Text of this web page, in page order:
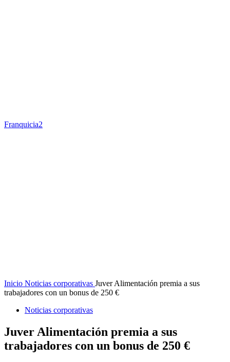
Franquicia2
Inicio Noticias corporativas Juver Alimentación premia a sus
trabajadores con un bonus de 250 €
Noticias corporativas
Juver Alimentación premia a sus
trabajadores con un bonus de 250 €